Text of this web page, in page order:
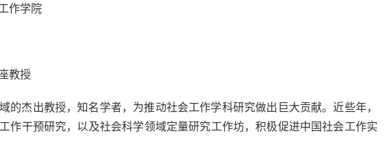
作学院
教授
的杰出教授，知名学者，为推动社会工作学科研究做出巨大贡献。近些年，
作干预研究，以及社会科学领域定量研究工作坊，积极促进中国社会工作实